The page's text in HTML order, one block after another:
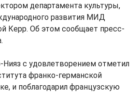
департамента культуры,
развития МИД
Керр. Об этом сообщает пресс-
с удовлетворением отметил
франко-германской
и поблагодарил французскую